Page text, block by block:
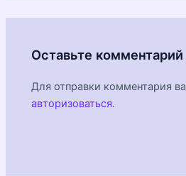
Оставьте комментарий
Для отправки комментария
авторизоваться.